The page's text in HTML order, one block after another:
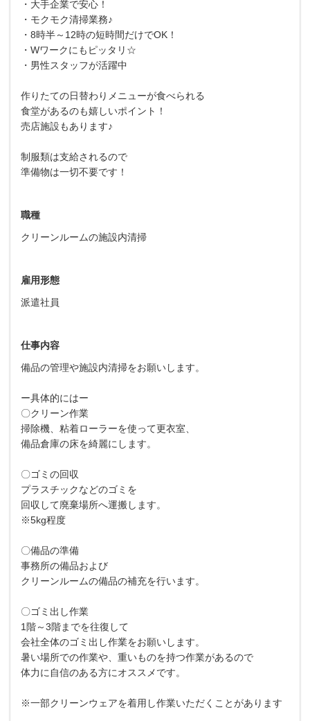
・大手企業で安心！
・モクモク清掃業務♪
・8時半～12時の短時間だけでOK！
・Wワークにもピッタリ☆
・男性スタッフが活躍中
作りたての日替わりメニューが食べられる
食堂があるのも嬉しいポイント！
売店施設もあります♪
制服類は支給されるので
準備物は一切不要です！
職種
クリーンルームの施設内清掃
雇用形態
派遣社員
仕事内容
備品の管理や施設内清掃をお願いします。
ー具体的にはー
〇クリーン作業
掃除機、粘着ローラーを使って更衣室、
備品倉庫の床を綺麗にします。
〇ゴミの回収
プラスチックなどのゴミを
回収して廃棄場所へ運搬します。
※5kg程度
〇備品の準備
事務所の備品および
クリーンルームの備品の補充を行います。
〇ゴミ出し作業
1階～3階までを往復して
会社全体のゴミ出し作業をお願いします。
暑い場所での作業や、重いものを持つ作業があるので
体力に自信のある方にオススメです。
※一部クリーンウェアを着用し作業いただくことがあります